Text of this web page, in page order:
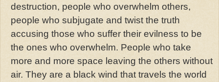
destruction, people who overwhelm others,
people whosubjugate and twist the truth
accusing those who suffer their evilness to be
the ones who overwhelm. People who take
more and more space leaving the others without
air. They are a black wind that travels the world